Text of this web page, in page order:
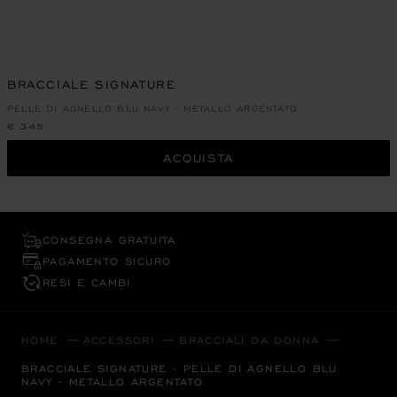
BRACCIALE SIGNATURE
PELLE DI AGNELLO BLU NAVY - METALLO ARGENTATO
€ 345
ACQUISTA
CONSEGNA GRATUITA
PAGAMENTO SICURO
RESI E CAMBI
HOME ACCESSORI BRACCIALI DA DONNA
BRACCIALE SIGNATURE - PELLE DI AGNELLO BLU
NAVY - METALLO ARGENTATO